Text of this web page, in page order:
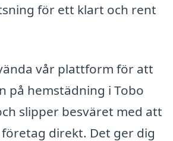
för ett klart och rent
vår plattform för att
på hemstädning i Tobo
slipper besväret med att
direkt. Det ger dig